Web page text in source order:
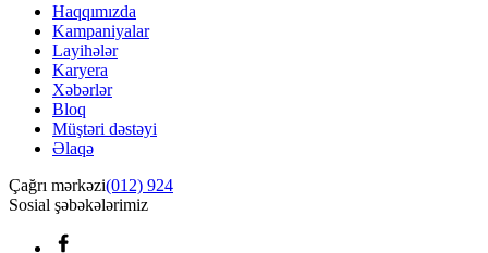
Haqqımızda
Kampaniyalar
Layihələr
Karyera
Xəbərlər
Bloq
Müştəri dəstəyi
Əlaqə
Çağrı mərkəzi(012) 924
Sosial şəbəkələrimiz